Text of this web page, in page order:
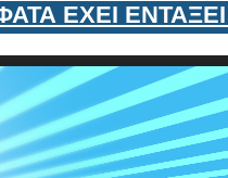
ΕΧΕΙ ΕΝΤΑΞΕΙ